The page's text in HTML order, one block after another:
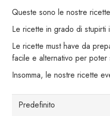
Queste sono le nostre
Le ricette in grado di stupirti
Le ricette must have da
facile e alternativo per
Insomma, le nostre ricette